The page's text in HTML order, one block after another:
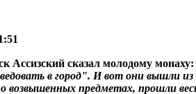
Ассизский сказал молодому монаху:
в город". И вот они вышли из
возвышенных предметах, прошли